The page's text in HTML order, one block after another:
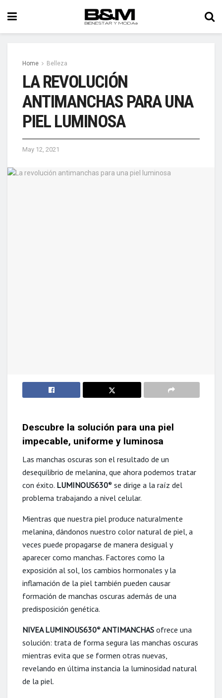
Home Belleza
LA REVOLUCIÓN
ANTIMANCHAS PARA UNA
PIEL LUMINOSA
May 12, 2021
Descubre la solución para una piel
impecable, uniforme y luminosa
Las manchas oscuras son el resultado de un
desequilibrio de melanina, que ahora podemos tratar
con éxito. LUMINOUS630® se dirige a la raíz del
problema trabajando a nivel celular.
Mientras que nuestra piel produce naturalmente
melanina, dándonos nuestro color natural de piel, a
veces puede propagarse de manera desigual y
aparecer como manchas. Factores como la
exposición al sol, los cambios hormonales y la
inflamación de la piel también pueden causar
formación de manchas oscuras además de una
predisposición genética.
NIVEA LUMINOUS630® ANTIMANCHAS ofrece una
solución: trata de forma segura las manchas oscuras
mientras evita que se formen otras nuevas,
revelando en última instancia la luminosidad natural
de la piel.